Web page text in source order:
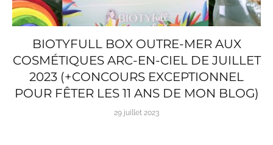
BIOTYFULL BOX OUTRE-MER AUX
COSMÉTIQUES ARC-EN-CIEL DE JUILLET
2023 (+CONCOURS EXCEPTIONNEL
POUR FÊTER LES 11 ANS DE MON BLOG)
29 juillet 2023